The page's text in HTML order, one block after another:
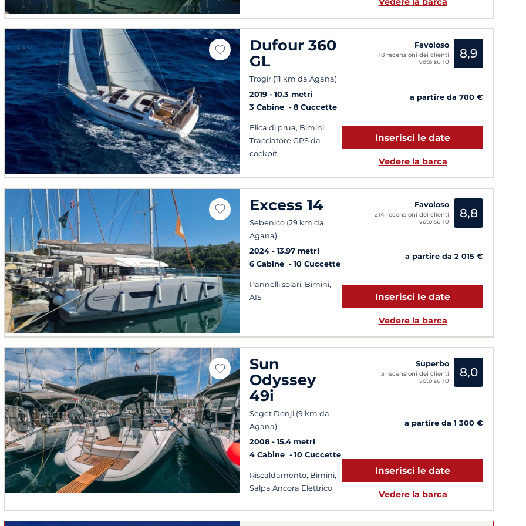
Dufour 360
GL
Trogir (11 km da Agana)
2019
10.3 metri
3 Cabine
8 Cuccette
Elica di prua, Bimini,
Tracciatore GPS da
cockpit
Favoloso
18 recensioni dei clienti
voto su 10
8,9
a partire da 700 €
Inserisci le date
Vedere la barca
Excess 14
Sebenico (29 km da
Agana)
2024
13.97 metri
6 Cabine
10 Cuccette
Pannelli solari, Bimini,
AIS
Favoloso
214 recensioni dei clienti
voto su 10
8,8
a partire da 2 015 €
Inserisci le date
Vedere la barca
Sun
Odyssey
49i
Seget Donji (9 km da
Agana)
2008
15.4 metri
4 Cabine
10 Cuccette
Riscaldamento, Bimini,
Salpa Ancora Elettrico
Superbo
3 recensioni dei clienti
voto su 10
8,0
a partire da 1 300 €
Inserisci le date
Vedere la barca